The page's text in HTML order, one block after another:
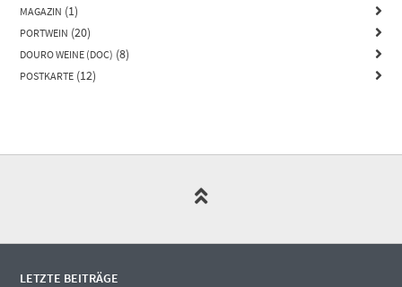
MAGAZIN (1)
PORTWEIN (20)
DOURO WEINE (DOC) (8)
POSTKARTE (12)
LETZTE BEITRÄGE